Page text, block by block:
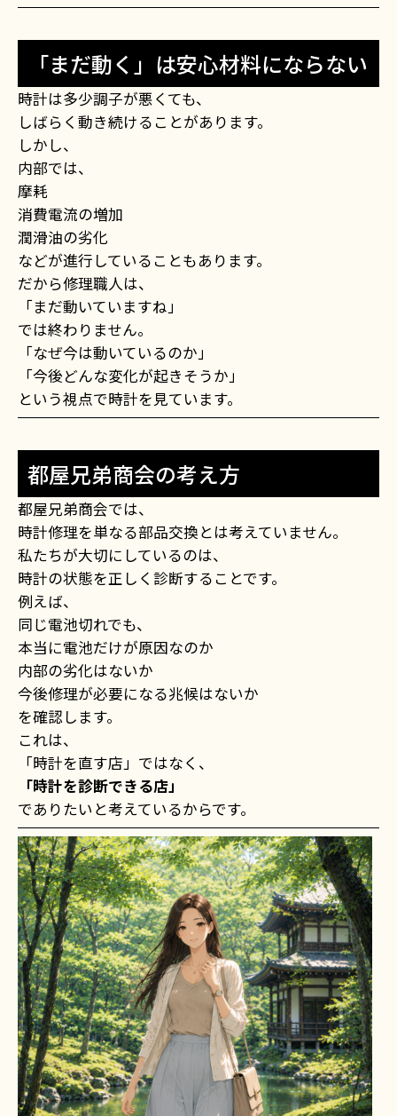
「まだ動く」は安心材料にならない
時計は多少調子が悪くても、
しばらく動き続けることがあります。
しかし、
内部では、
摩耗
消費電流の増加
潤滑油の劣化
などが進行していることもあります。
だから修理職人は、
「まだ動いていますね」
では終わりません。
「なぜ今は動いているのか」
「今後どんな変化が起きそうか」
という視点で時計を見ています。
都屋兄弟商会の考え方
都屋兄弟商会では、
時計修理を単なる部品交換とは考えていません。
私たちが大切にしているのは、
時計の状態を正しく診断することです。
例えば、
同じ電池切れでも、
本当に電池だけが原因なのか
内部の劣化はないか
今後修理が必要になる兆候はないか
を確認します。
これは、
「時計を直す店」ではなく、
「時計を診断できる店」
でありたいと考えているからです。